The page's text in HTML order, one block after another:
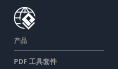
产品
PDF 工具套件